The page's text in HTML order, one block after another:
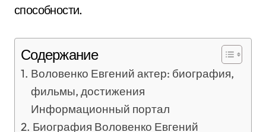
способности.
Содержание
Воловенко Евгений актер: биография,
фильмы, достижения
Информационный портал
Биография Воловенко Евгений